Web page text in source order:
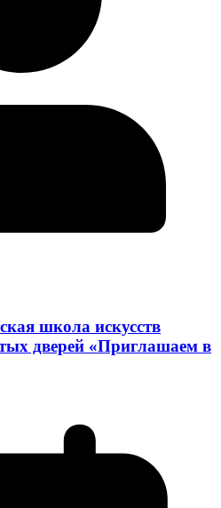
школа искусств
дверей «Приглашаем в